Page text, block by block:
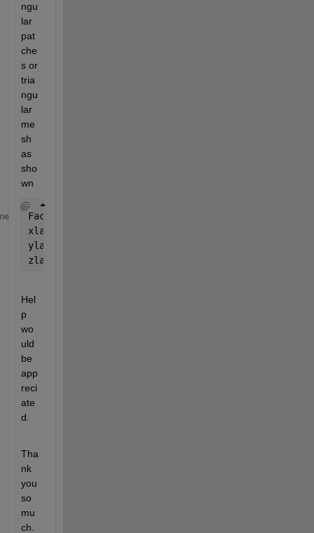
ngu
lar
pat
che
s or
tria
ngu
lar
me
sh
as
sho
wn
FacePlot=plotIGES(ParameterData,1,1,1000,1,10,1,
xlabel(
ylabel(
zlabel(
Hel
p
wo
uld
be
app
reci
ate
d.
Tha
nk
you
so
mu
ch.